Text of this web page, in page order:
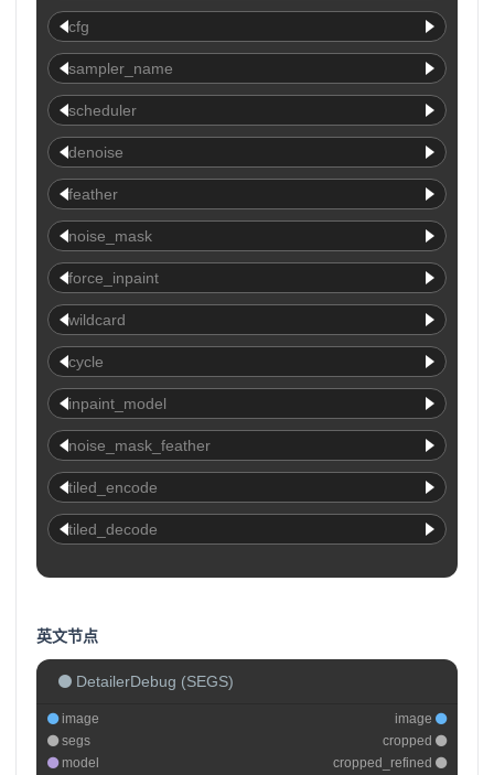
cfg
sampler_name
scheduler
denoise
feather
noise_mask
force_inpaint
wildcard
cycle
inpaint_model
noise_mask_feather
tiled_encode
tiled_decode
英文节点
DetailerDebug (SEGS)
image
segs
model
image
cropped
cropped_refined